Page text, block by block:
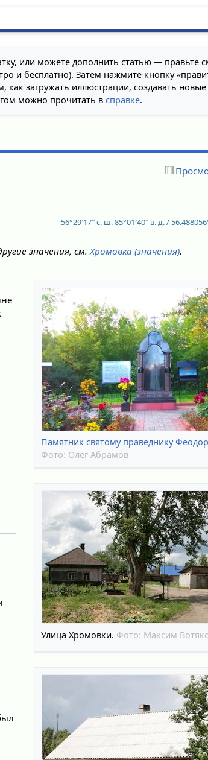
или можете дополнить статью — правьте
и бесплатно). Затем нажмите кнопку
как загружать иллюстрации, создавать
можно прочитать в справке.
56°29′17″ с. ш.85°01′40″ в. д./
значения, см.Хромовка (значения).
Памятник святому праведнику
Фото: Олег Абрамов
Улица Хромовки. Фото: Максим